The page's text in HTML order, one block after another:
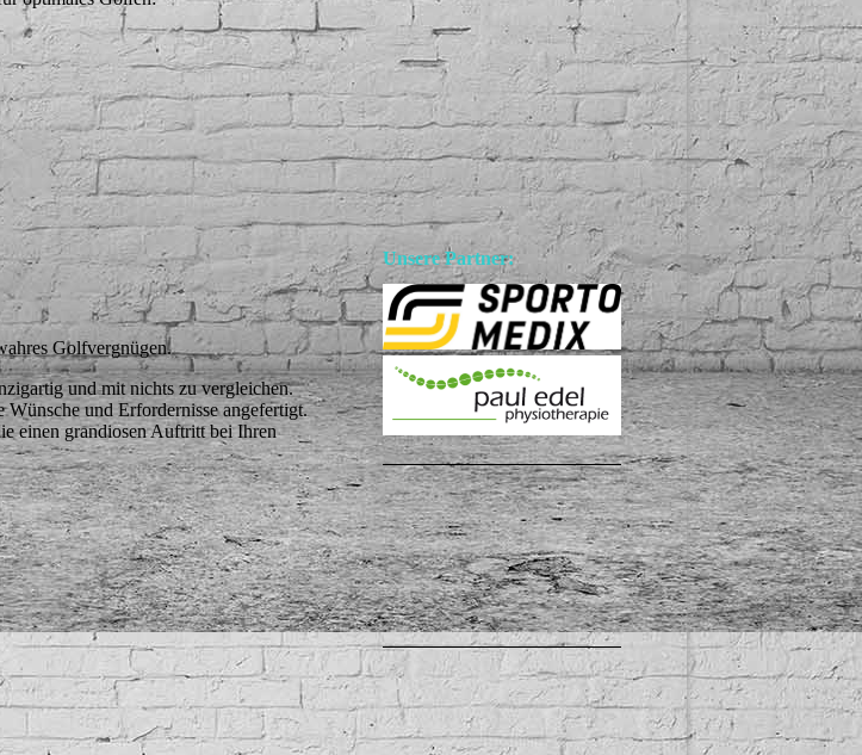
Golfvergnügen.
und mit nichts zu vergleichen.
Wünsche und Erfordernisse angefertigt.
einen grandiosen Auftritt bei Ihren
Unsere Partner: